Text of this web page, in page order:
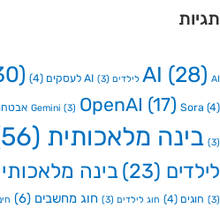
AI
(3) AI לעסקים (4)
(30)
Gemini(3) OpenAI(17) אבטחת
מלאכותית(56)
(23) בינה מלאכותית
(4) חוג לילדים(3) חוג מחשבים(6) חינוך (3)